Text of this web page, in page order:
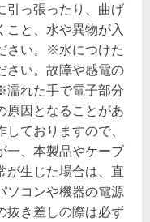
引っ張ったり、曲げ
こと、水や異物が入
さい。※水につけた
さい。故障や感電の
れた手で電子部分
原因となることがあ
ておりますので、
一、本製品やケーブ
が生じた場合は、直
ソコンや機器の電源
抜き差しの際は必ず